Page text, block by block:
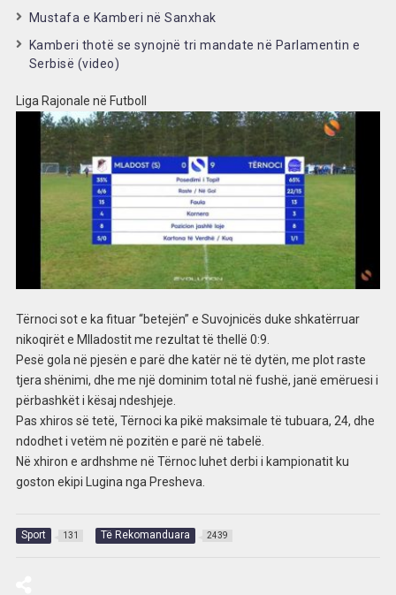
Mustafa e Kamberi në Sanxhak
Kamberi thotë se synojnë tri mandate në Parlamentin e
Serbisë (video)
Liga Rajonale në Futboll
Tërnoci sot e ka fituar “betejën” e Suvojnicës duke shkatërruar
nikoqirët e Mlladostit me rezultat të thellë 0:9.
Pesë gola në pjesën e parë dhe katër në të dytën, me plot raste
tjera shënimi, dhe me një dominim total në fushë, janë emëruesi i
përbashkët i kësaj ndeshjeje.
Pas xhiros së tetë, Tërnoci ka pikë maksimale të tubuara, 24, dhe
ndodhet i vetëm në pozitën e parë në tabelë.
Në xhiron e ardhshme në Tërnoc luhet derbi i kampionatit ku
goston ekipi Lugina nga Presheva.
Sport 131 Të Rekomanduara 2439